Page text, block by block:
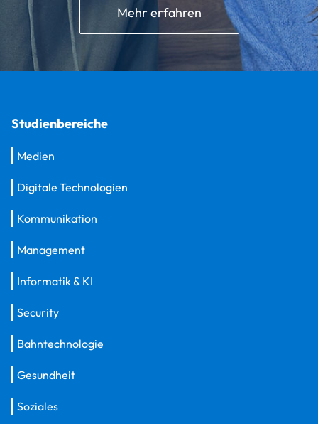
Mehr erfahren
Studienbereiche
Medien
Digitale Technologien
Kommunikation
Management
Informatik & KI
Security
Bahntechnologie
Gesundheit
Soziales